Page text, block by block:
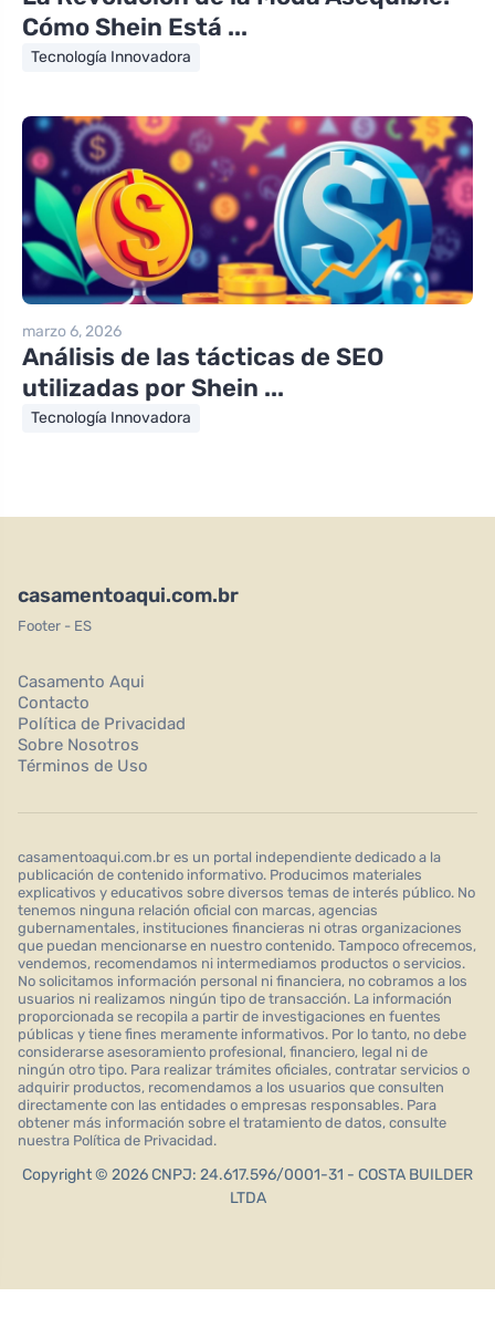
Cómo Shein Está ...
Tecnología Innovadora
marzo 6, 2026
Análisis de las tácticas de SEO
utilizadas por Shein ...
Tecnología Innovadora
casamentoaqui.com.br
Footer - ES
Casamento Aqui
Contacto
Política de Privacidad
Sobre Nosotros
Términos de Uso
casamentoaqui.com.br es un portal independiente dedicado a la
publicación de contenido informativo. Producimos materiales
explicativos y educativos sobre diversos temas de interés público. No
tenemos ninguna relación oficial con marcas, agencias
gubernamentales, instituciones financieras ni otras organizaciones
que puedan mencionarse en nuestro contenido. Tampoco ofrecemos,
vendemos, recomendamos ni intermediamos productos o servicios.
No solicitamos información personal ni financiera, no cobramos a los
usuarios ni realizamos ningún tipo de transacción. La información
proporcionada se recopila a partir de investigaciones en fuentes
públicas y tiene fines meramente informativos. Por lo tanto, no debe
considerarse asesoramiento profesional, financiero, legal ni de
ningún otro tipo. Para realizar trámites oficiales, contratar servicios o
adquirir productos, recomendamos a los usuarios que consulten
directamente con las entidades o empresas responsables. Para
obtener más información sobre el tratamiento de datos, consulte
nuestra Política de Privacidad.
Copyright © 2026 CNPJ: 24.617.596/0001-31 - COSTA BUILDER
LTDA